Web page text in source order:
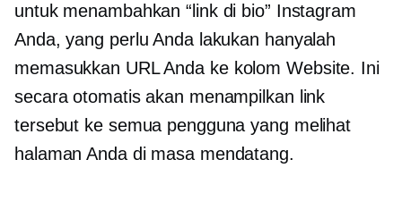
untuk menambahkan “link di bio” Instagram
Anda, yang perlu Anda lakukan hanyalah
memasukkan URL Anda ke kolom Website. Ini
secara otomatis akan menampilkan link
tersebut ke semua pengguna yang melihat
halaman Anda di masa mendatang.